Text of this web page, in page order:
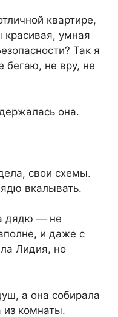
квартире,
красивая, умная
Так я
бегаю, не вру, не
она.
свои схемы.
вкалывать.
дядю — не
и даже с
Лидия, но
а она собирала
из комнаты.